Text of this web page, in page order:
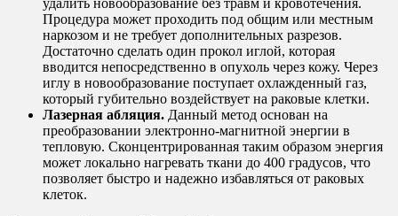
удалить новообразование без травм и кровотечения.
Процедура может проходить под общим или местным
наркозом и не требует дополнительных разрезов.
Достаточно сделать один прокол иглой, которая
вводится непосредственно в опухоль через кожу. Через
иглу в новообразование поступает охлажденный газ,
который губительно воздействует на раковые клетки.
Лазерная абляция. Данный метод основан на
преобразовании электронно-магнитной энергии в
тепловую. Сконцентрированная таким образом энергия
может локально нагревать ткани до 400 градусов, что
позволяет быстро и надежно избавляться от раковых
клеток.